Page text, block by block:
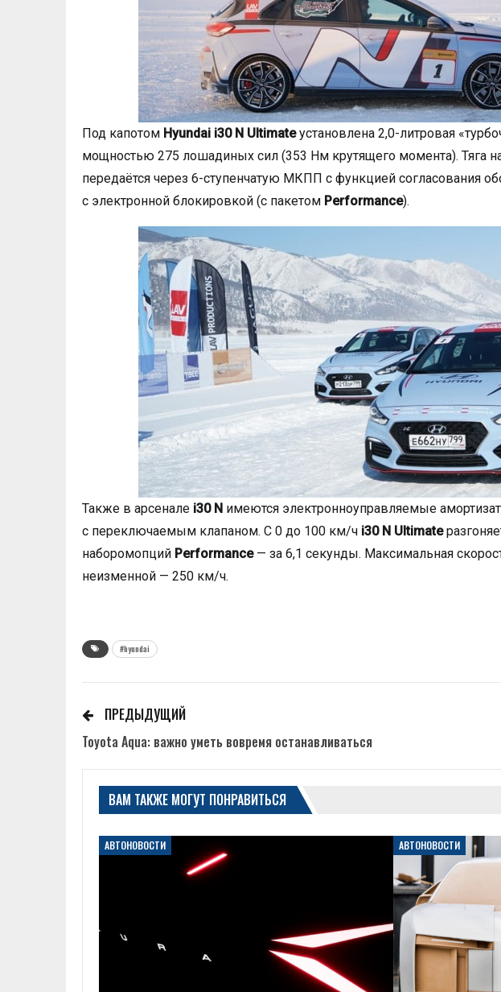
Под капотом Hyundai i30 N Ultimateустановлена 2,0-литровая
мощностью 275 лошадиных сил (353 Нм крутящего момента). Тяга
передаётся через 6-ступенчатую МКПП с функцией согласования
с электронной блокировкой (с пакетом Performance).
Также в арсенале i30 N имеются электронноуправляемые
с переключаемым клапаном. С 0 до 100 км/ч i30 N Ultimate
наборомопций Performance — за 6,1 секунды. Максимальная
неизменной — 250 км/ч.
#hyundai
ПРЕДЫДУЩИЙ
Toyota Aqua: важно уметь вовремя останавливаться
ВАМ ТАКЖЕ МОГУТ ПОНРАВИТЬСЯ
АВТОНОВОСТИ АВТОНОВОСТИ